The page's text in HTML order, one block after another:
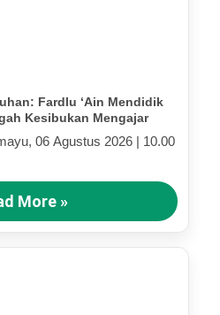
Fardlu ‘Ain Mendidik
Kesibukan Mengajar
06 Agustus 2026 | 10.00
More »